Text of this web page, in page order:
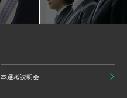
本選考説明会